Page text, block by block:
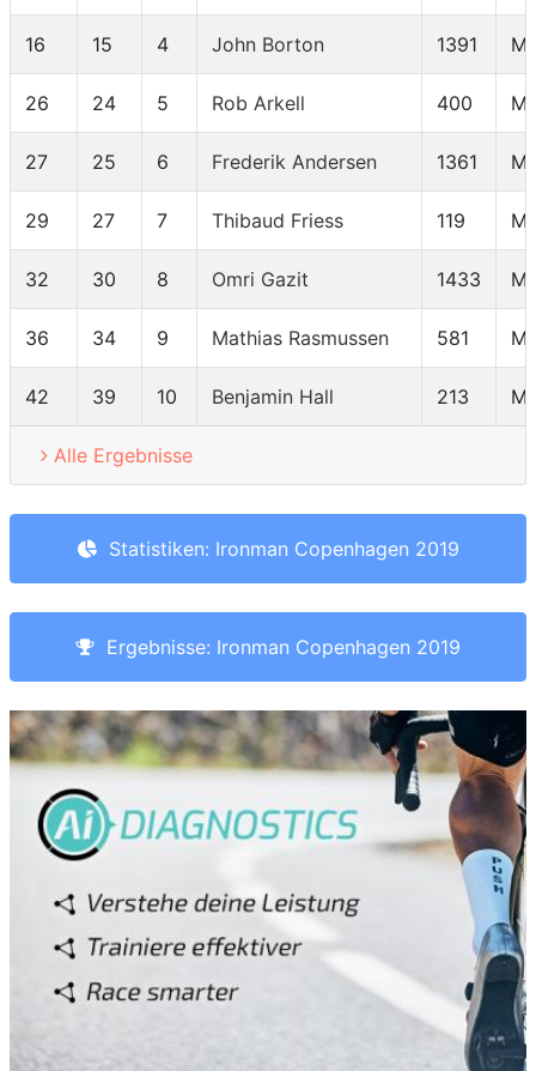
16 15 4 John Borton 1391
26 24 5 Rob Arkell 400
27 25 6 Frederik Andersen 1361
29 27 7 Thibaud Friess 119
32 30 8 Omri Gazit 1433
36 34 9 Mathias Rasmussen 581
42 39 10 Benjamin Hall 213
Alle Ergebnisse
Statistiken: Ironman Copenhagen 2019
Ergebnisse: Ironman Copenhagen 2019